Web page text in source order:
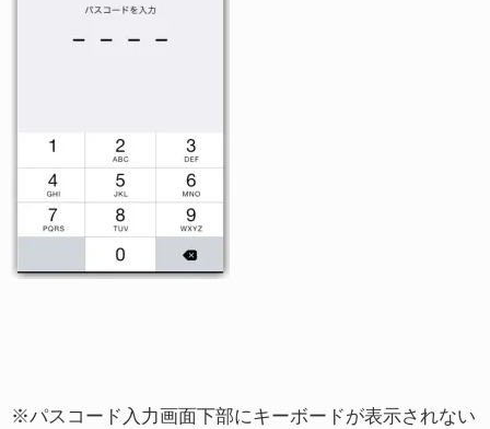
※パスコード入力画面下部にキーボードが表示されない